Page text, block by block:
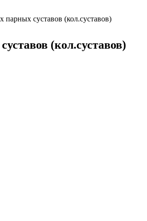
парных суставов (кол.суставов)
(кол.суставов)